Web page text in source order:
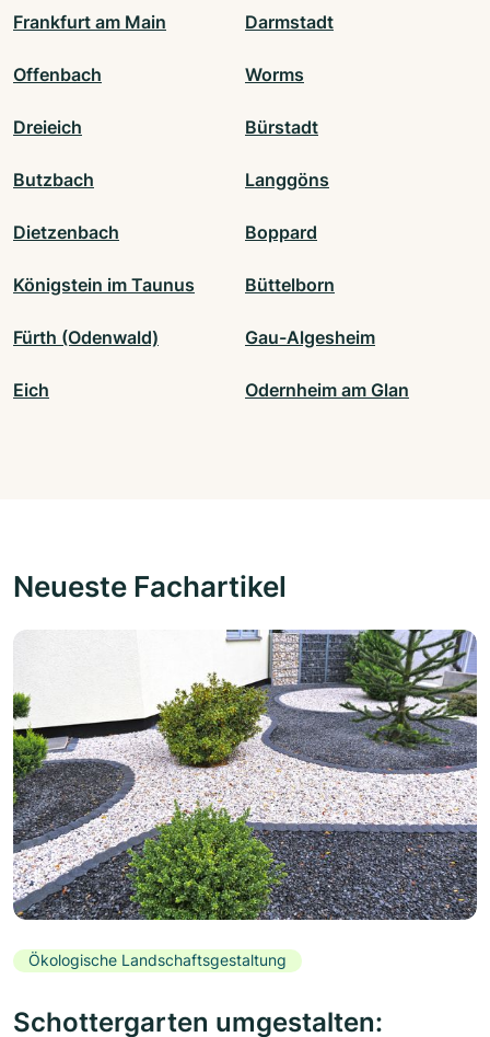
Frankfurt am Main Darmstadt
Offenbach Worms
Dreieich Bürstadt
Butzbach Langgöns
Dietzenbach Boppard
Königstein im Taunus Büttelborn
Fürth (Odenwald) Gau-Algesheim
Eich Odernheim am Glan
Neueste Fachartikel
Ökologische Landschaftsgestaltung
Schottergarten umgestalten: